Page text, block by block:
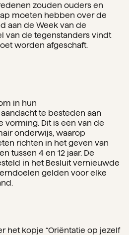
zouden ouders en
moeten hebben over de
aan de Week van de
van de tegenstanders vindt
worden afgeschaft.
in hun
te besteden aan
vorming. Dit is een van de
onderwijs, waarop
richten in het geven van
tussen 4 en 12 jaar. De
in het Besluit vernieuwde
gelden voor elke
het kopje “Oriëntatie op jezelf